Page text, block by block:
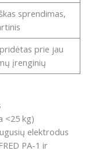
sprendimas,
prie jau
įrenginių
<25 kg)
elektrodus
PA-1 ir